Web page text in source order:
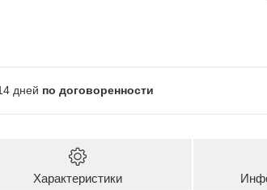
дней по договоренности
Характеристики